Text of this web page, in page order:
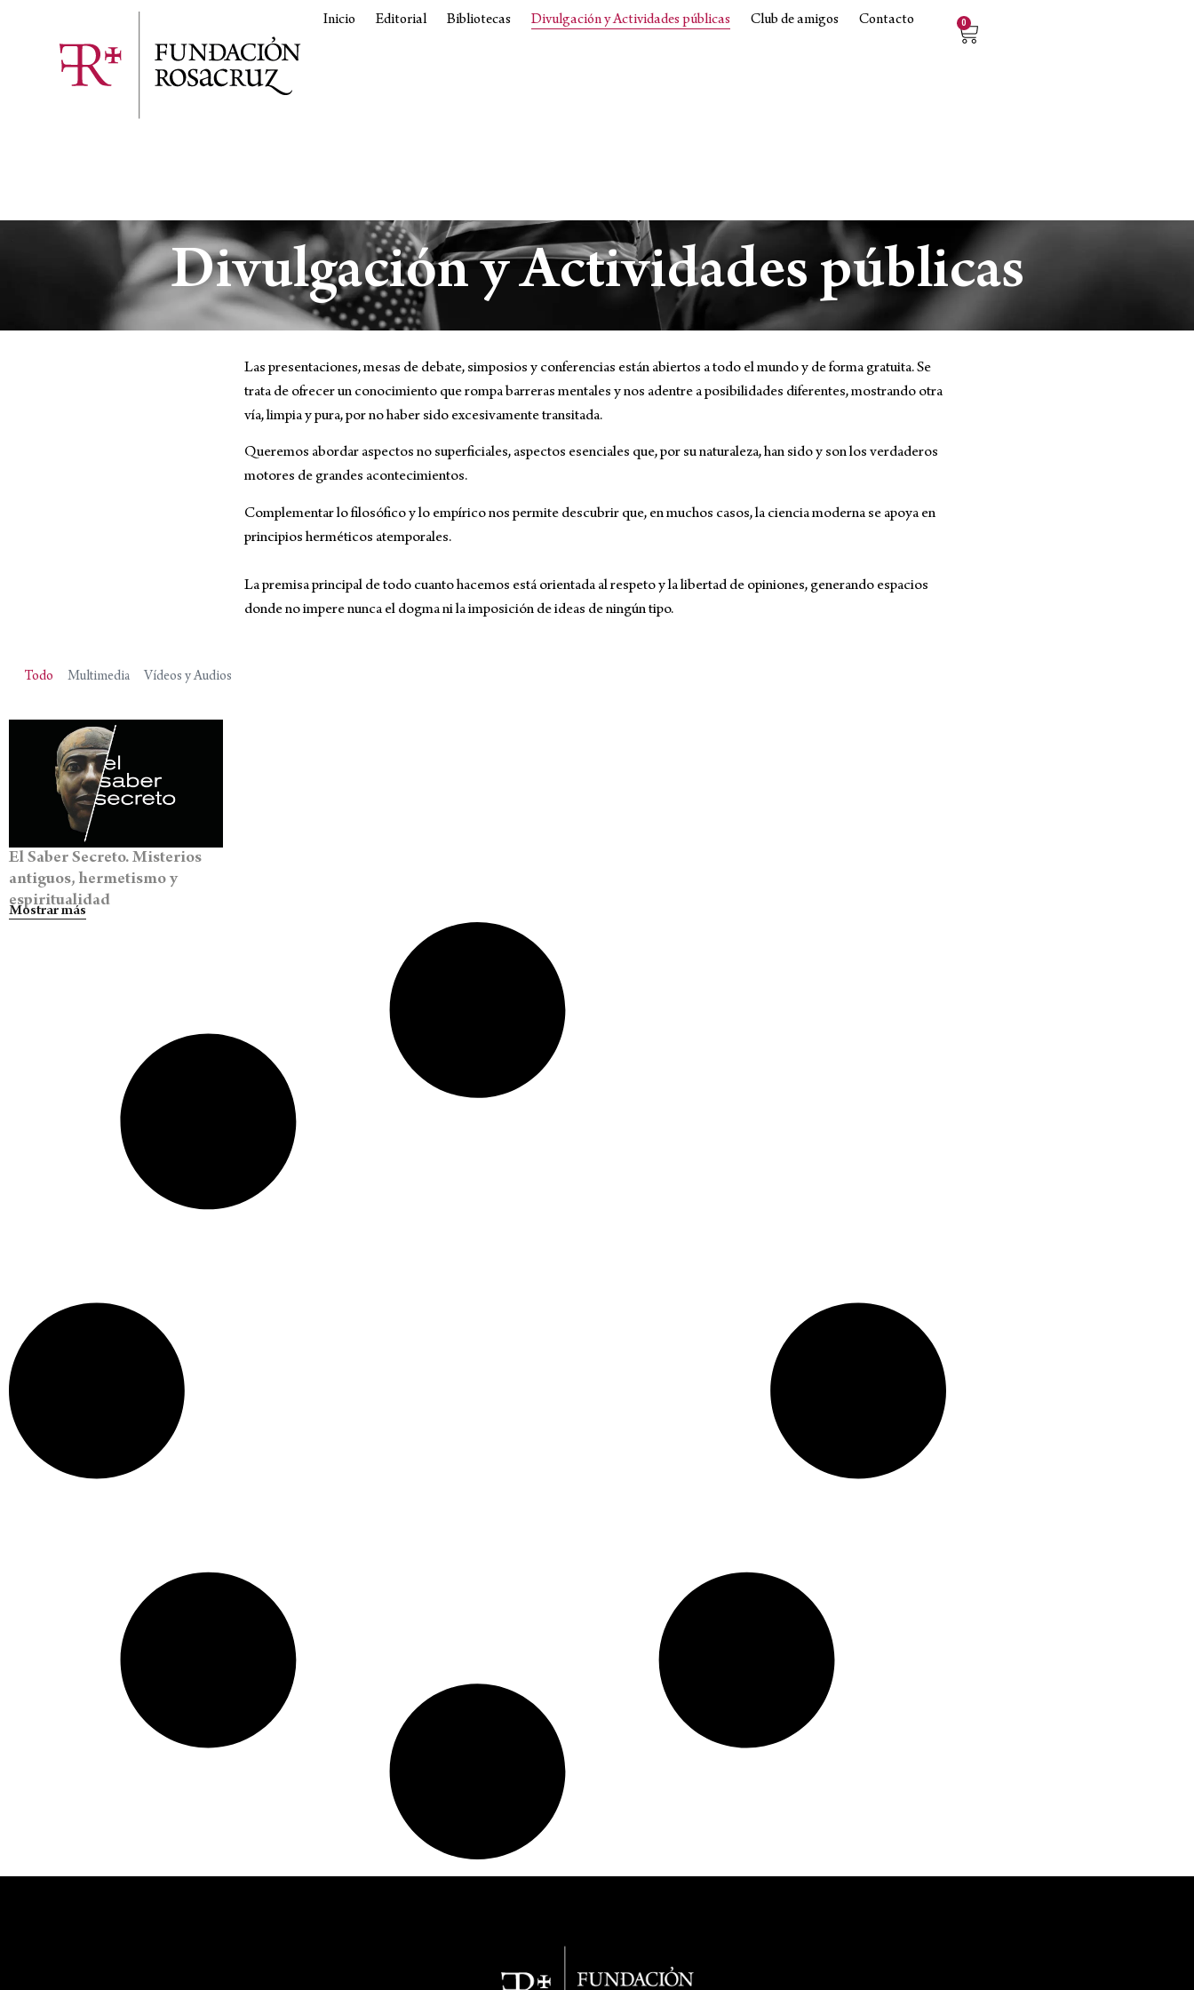
Inicio Editorial Bibliotecas Divulgación y Actividades públicas Club de amigos Contacto 0
Divulgación y Actividades públicas
Las presentaciones, mesas de debate, simposios y conferencias están abiertos a todo el mundo y de forma gratuita. Se
trata de ofrecer un conocimiento que rompa barreras mentales y nos adentre a posibilidades diferentes, mostrando otra
vía, limpia y pura, por no haber sido excesivamente transitada.
Queremos abordar aspectos no superficiales, aspectos esenciales que, por su naturaleza, han sido y son los verdaderos
motores de grandes acontecimientos.
Complementar lo filosófico y lo empírico nos permite descubrir que, en muchos casos, la ciencia moderna se apoya en
principios herméticos atemporales.
La premisa principal de todo cuanto hacemos está orientada al respeto y la libertad de opiniones, generando espacios
donde no impere nunca el dogma ni la imposición de ideas de ningún tipo.
Multimedia Vídeos y Audios
Todo
El Saber Secreto. Misterios
antiguos, hermetismo y
espiritualidad
Mostrar más